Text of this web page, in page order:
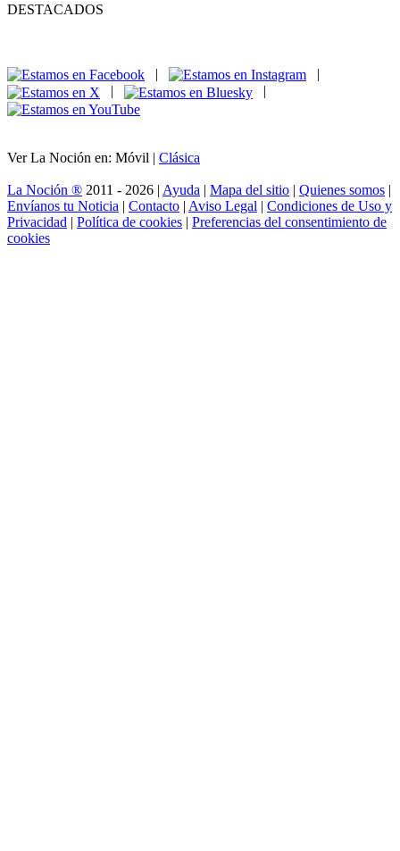
DESTACADOS
|
|
|
|
Ver La Noción en: Móvil | Clásica
La Noción ® 2011 - 2026 | Ayuda | Mapa del sitio | Quienes somos |
Envíanos tu Noticia | Contacto | Aviso Legal | Condiciones de Uso y
Privacidad | Política de cookies | Preferencias del consentimiento de
cookies